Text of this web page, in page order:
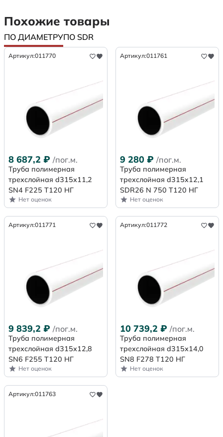
Похожие товары
ПО ДИАМЕТРУПО SDR
Артикул:011770
8 687,2 ₽ /пог.м.
Труба полимерная
трехслойная d315х11,2
SN4 F225 Т120 НГ
Нет оценок
Артикул:011761
9 280 ₽ /пог.м.
Труба полимерная
трехслойная d315x12,1
SDR26 N 750 Т120 НГ
Нет оценок
Артикул:011771
9 839,2 ₽ /пог.м.
Труба полимерная
трехслойная d315х12,8
SN6 F255 Т120 НГ
Нет оценок
Артикул:011772
10 739,2 ₽ /пог.м.
Труба полимерная
трехслойная d315х14,0
SN8 F278 Т120 НГ
Нет оценок
Артикул:011763